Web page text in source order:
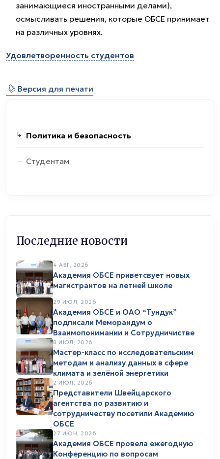
занимающиеся иностранными делами),
осмысливать решения, которые ОБСЕ принимает
на различных уровнях.
Удовлетворенность студентов
⎙ Версия для печати
Политика и безопасность
Студентам
Последние новости
4 АВГ, 2026
Академия ОБСЕ приветсвует новых
магистрантов на летней школе
29 ИЮЛ, 2026
Академия ОБСЕ и ОАО “Тундук”
подписали Меморандум о
Взаимопонимании и Сотрудничистве
8 ИЮЛ, 2026
Мастер-класс по исследовательским
методам и анализу данных в сфере
климата и зелёной энергетики
2 ИЮЛ, 2026
Представители Швейцарского
агентства по развитию и
сотрудничеству посетили Академию
ОБСЕ
27 ИЮН, 2026
Академия ОБСЕ провела ежегодную
Конференцию по вопросам